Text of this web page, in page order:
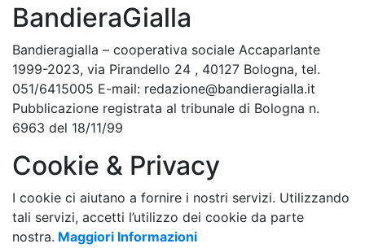
BandieraGialla
Bandieragialla – cooperativa sociale Accaparlante
1999-2023, via Pirandello 24 , 40127 Bologna, tel.
051/6415005 E-mail: redazione@bandieragialla.it
Pubblicazione registrata al tribunale di Bologna n.
6963 del 18/11/99
Cookie & Privacy
I cookie ci aiutano a fornire i nostri servizi. Utilizzando
tali servizi, accetti l’utilizzo dei cookie da parte
nostra. Maggiori Informazioni